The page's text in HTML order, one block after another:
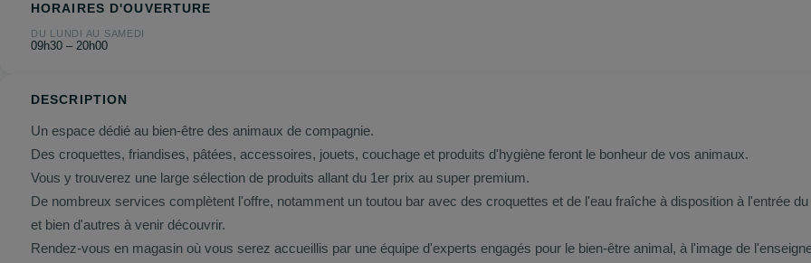
HORAIRES D'OUVERTURE
DU LUNDI AU SAMEDI
09h30 – 20h00
DESCRIPTION
Un espace dédié au bien-être des animaux de compagnie.
Des croquettes, friandises, pâtées, accessoires, jouets, couchage et produits d'hygiène feront le bonheur de vos animaux.
Vous y trouverez une large sélection de produits allant du 1er prix au super premium.
De nombreux services complètent l'offre, notamment un toutou bar avec des croquettes et de l'eau fraîche à disposition à l'entrée
et bien d'autres à venir découvrir.
Rendez-vous en magasin où vous serez accueillis par une équipe d'experts engagés pour le bien-être animal, à l'image de